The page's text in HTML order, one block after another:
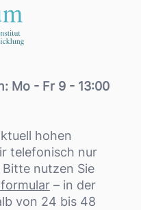
Mo - Fr 9 - 13:00
hohen
telefonisch nur
nutzen Sie
– in der
von 24 bis 48